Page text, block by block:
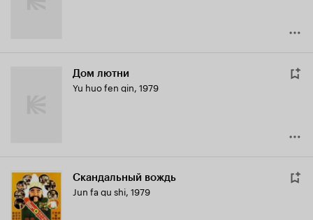
Дом лютни
Yu huo fen qin, 1979
Скандальный вождь
Jun fa qu shi, 1979